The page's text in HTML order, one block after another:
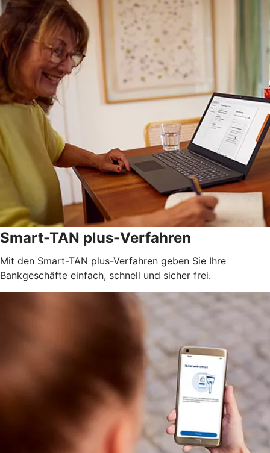
Smart-TAN plus-Verfahren
Mit den Smart-TAN plus-Verfahren geben Sie Ihre
Bankgeschäfte einfach, schnell und sicher frei.